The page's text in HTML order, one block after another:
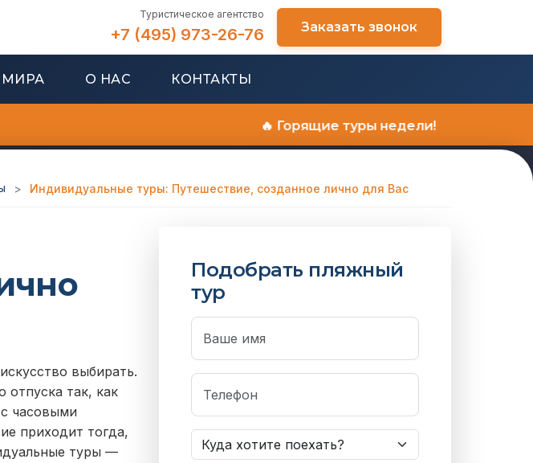
Туристическое агентство
+7 (495) 973-26-76 Заказать звонок
О НАС КОНТАКТЫ
🔥 Горящие туры недели!
> Индивидуальные туры: Путешествие, созданное лично для Вас
выбирать.
отпуска так, как
часовыми
приходит тогда,
туры —
Подобрать пляжный
тур